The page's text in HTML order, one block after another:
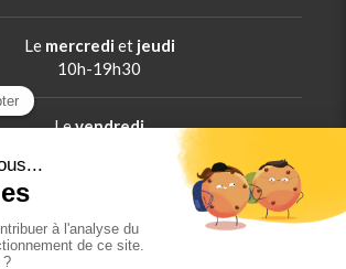
Le mercredi et jeudi
10h-19h30
Levendredi
8h30-13h30